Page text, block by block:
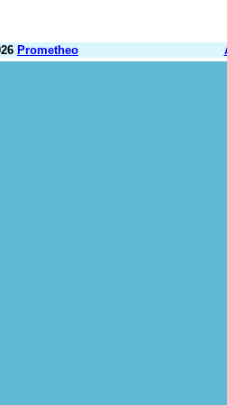
Prometheo